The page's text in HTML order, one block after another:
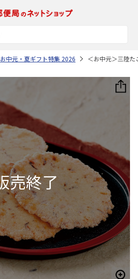
お中元・夏ギフト特集 2026 ＜お中元＞三陸